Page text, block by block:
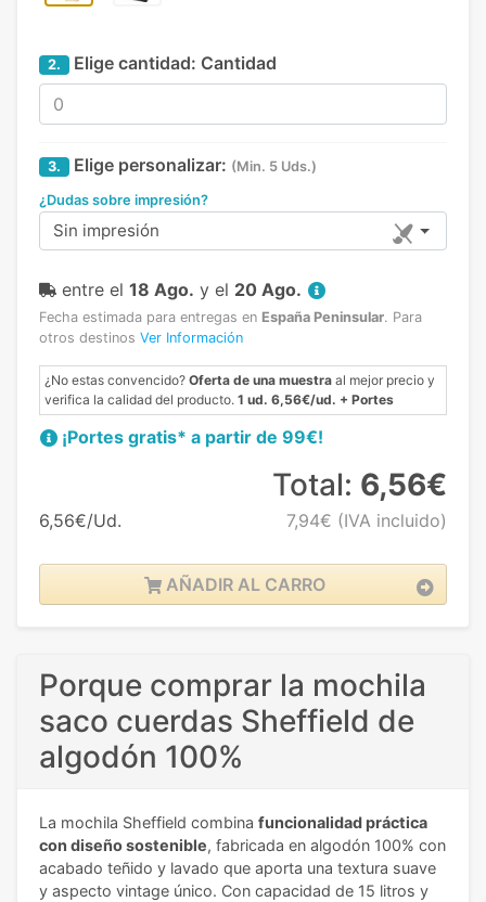
2. Elige cantidad: Cantidad
3. Elige personalizar: (Min. 5 Uds.)
¿Dudas sobre impresión?
Sin impresión
entre el 18 Ago. y el 20 Ago.
Fecha estimada para entregas en España Peninsular. Para
otros destinos Ver Información
¿No estas convencido? Oferta de una muestra al mejor precio y
verifica la calidad del producto. 1 ud. 6,56€/ud. + Portes
¡Portes gratis* a partir de 99€!
6,56€/Ud.
Total: 6,56€
7,94€ (IVA incluido)
AÑADIR AL CARRO
Porque comprar la mochila
saco cuerdas Sheffield de
algodón 100%
La mochila Sheffield combina funcionalidad práctica
con diseño sostenible, fabricada en algodón 100% con
acabado teñido y lavado que aporta una textura suave
y aspecto vintage único. Con capacidad de 15 litros y